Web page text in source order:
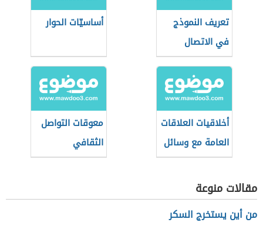
تعريف النموذج
في الاتصال
أساسيّات الحوار
أخلاقيات العلاقات
العامة مع وسائل
الإعلام
معوقات التواصل
الثقافي
مقالات منوعة
من أين يستخرج السكر